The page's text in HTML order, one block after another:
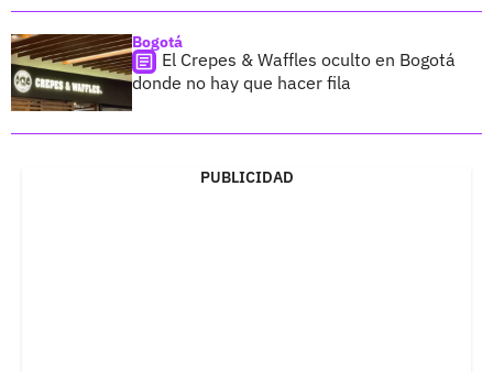
Bogotá
El Crepes & Waffles oculto en Bogotá
donde no hay que hacer fila
PUBLICIDAD